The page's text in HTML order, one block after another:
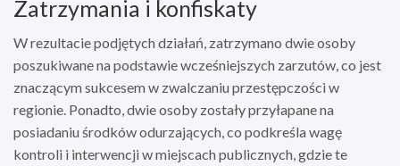
Zatrzymania i konfiskaty
W rezultacie podjętych działań, zatrzymano dwie osoby
poszukiwane na podstawie wcześniejszych zarzutów, co jest
znaczącym sukcesem w zwalczaniu przestępczości w
regionie. Ponadto, dwie osoby zostały przyłapane na
posiadaniu środków odurzających, co podkreśla wagę
kontroli i interwencji w miejscach publicznych, gdzie te